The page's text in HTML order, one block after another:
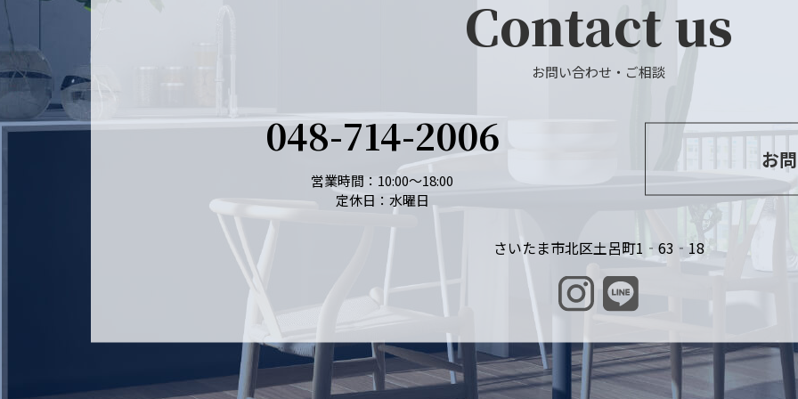
Contact us
お問い合わせ・ご相談
048-714-2006
営業時間：10:00～18:00
定休日：水曜日
お
さいたま市北区土呂町1‐63‐18